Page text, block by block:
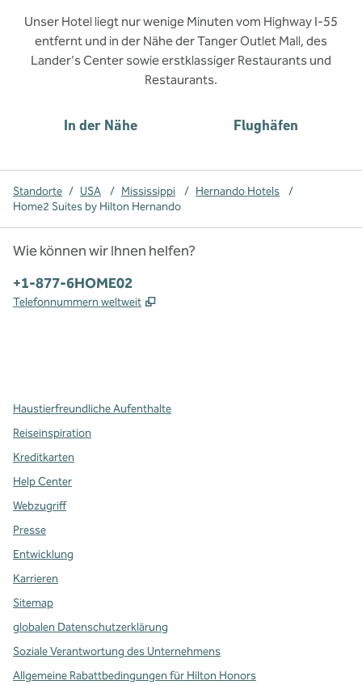
Unser Hotel liegt nur wenige Minuten vom Highway I-55
entfernt und in der Nähe der Tanger Outlet Mall, des
Lander's Center sowie erstklassiger Restaurants und
Restaurants.
In der Nähe Flughäfen
Standorte / USA / Mississippi / Hernando Hotels
/
Home2 Suites by Hilton Hernando
Wie können wir Ihnen helfen?
Telefon:
+1-877-6HOME02
Telefonnummern weltweit ,
Haustierfreundliche Aufenthalte
Reiseinspiration
Kreditkarten
Help Center
Webzugriff
Presse
Entwicklung
Karrieren
Sitemap
globalen Datenschutzerklärung
Soziale Verantwortung des Unternehmens
Allgemeine Rabattbedingungen für Hilton Honors